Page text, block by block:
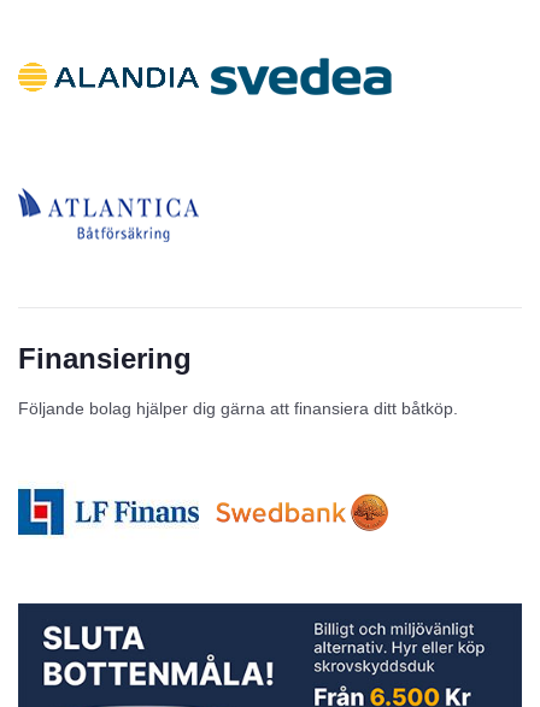
Finansiering
Följande bolag hjälper dig gärna att finansiera ditt båtköp.